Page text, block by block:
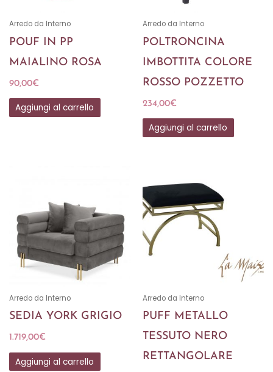
Arredo da Interno
POUF IN PP
MAIALINO ROSA
90,00€
Aggiungi al carrello
Arredo da Interno
POLTRONCINA
IMBOTTITA COLORE
ROSSO POZZETTO
234,00€
Aggiungi al carrello
Arredo da Interno
SEDIA YORK GRIGIO
1.719,00€
Aggiungi al carrello
Arredo da Interno
PUFF METALLO
TESSUTO NERO
RETTANGOLARE